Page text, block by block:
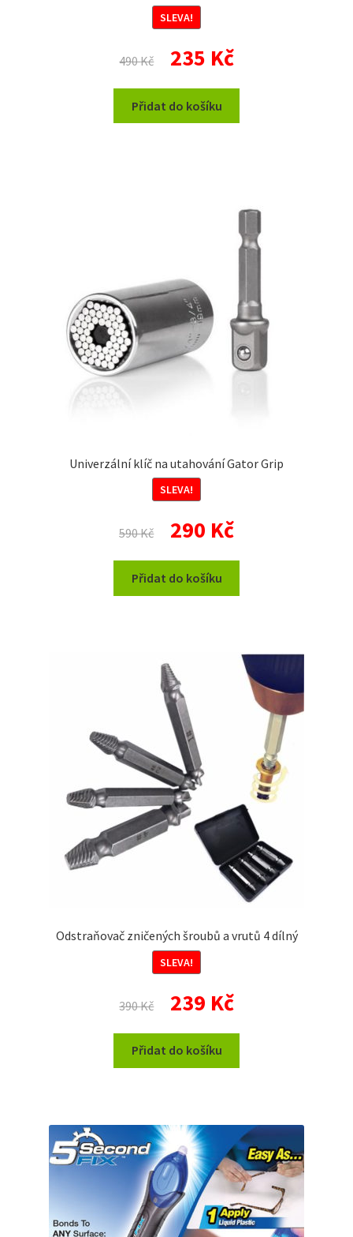
SLEVA!
490Kč
Původní
cena
byla:
490 Kč.
235 KčAktuální
cena
je:
Přidat do košíku
Univerzální klíč na utahování Gator Grip
SLEVA!
590Kč
Původní
cena
byla:
590 Kč.
290 KčAktuální
cena
je:
Přidat do košíku
Odstraňovač zničených šroubů a vrutů 4 dílný
SLEVA!
390Kč
Původní
cena
byla:
390 Kč.
239 KčAktuální
cena
je:
Přidat do košíku